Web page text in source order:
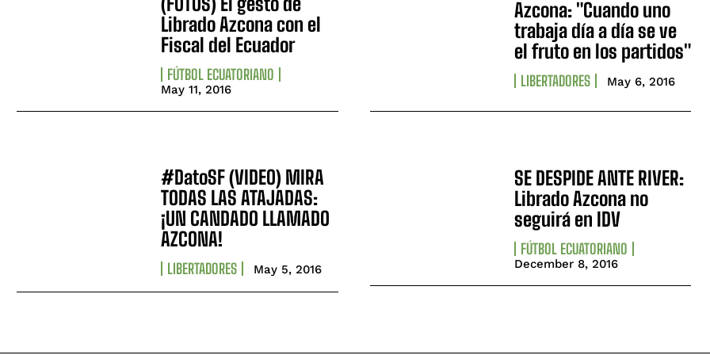
Librado Azcona con el
Fiscal del Ecuador
FÚTBOL ECUATORIANO
May 11, 2016
Azcona: "Cuando uno
trabaja día a día se ve
el fruto en los partidos"
LIBERTADORES May 6, 2016
#DatoSF (VIDEO) MIRA
TODAS LAS ATAJADAS:
¡UN CANDADO LLAMADO
AZCONA!
LIBERTADORES May 5, 2016
SE DESPIDE ANTE RIVER:
Librado Azcona no
seguirá en IDV
FÚTBOL ECUATORIANO
December 8, 2016